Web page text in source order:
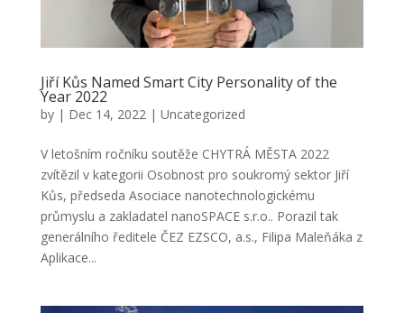
Jiří Kůs Named Smart City Personality of the
Year 2022
by | Dec 14, 2022| Uncategorized
V letošním ročníku soutěže CHYTRÁ MĚSTA 2022
zvítězil v kategorii Osobnost pro soukromý sektor Jiří
Kůs, předseda Asociace nanotechnologickému
průmyslu a zakladatel nanoSPACE s.r.o.. Porazil tak
generálního ředitele ČEZ EZSCO, a.s., Filipa Maleňáka z
Aplikace...